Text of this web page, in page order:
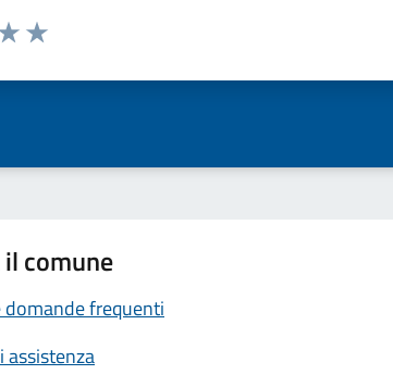
la pagina
comune
domande frequenti
assistenza